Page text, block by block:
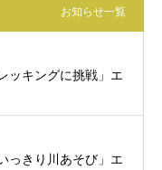
お知らせ一覧
キングに挑戦」エ
っきり川あそび」エ